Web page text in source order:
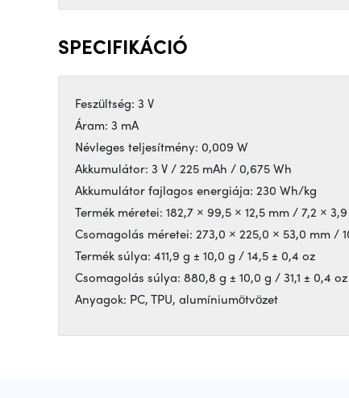
SPECIFIKÁCIÓ
Feszültség: 3 V
Áram: 3 mA
Névleges teljesítmény: 0,009 W
Akkumulátor: 3 V / 225 mAh / 0,675 Wh
Akkumulátor fajlagos energiája: 230 Wh/kg
Termék méretei: 182,7 × 99,5 × 12,5 mm / 7,2 ×
Csomagolás méretei: 273,0 × 225,0 × 53,0 mm /
Termék súlya: 411,9 g ± 10,0 g / 14,5 ± 0,4 oz
Csomagolás súlya: 880,8 g ± 10,0 g / 31,1 ± 0,4 oz
Anyagok: PC, TPU, alumíniumötvözet